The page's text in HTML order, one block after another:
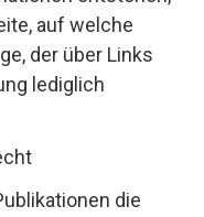
auf welche
der über Links
lediglich
die